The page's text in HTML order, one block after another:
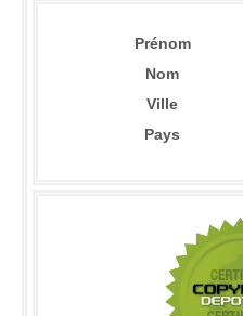
Prénom
Nom
Ville
Pays